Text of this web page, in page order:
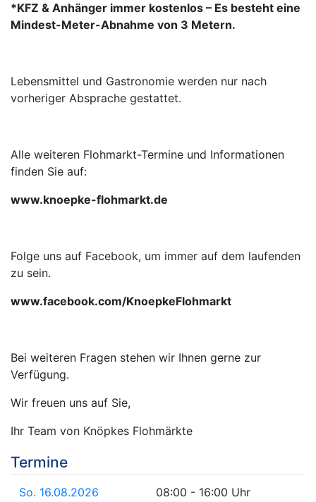
*KFZ & Anhänger immer kostenlos – Es besteht eine
Mindest-Meter-Abnahme von 3 Metern.
Lebensmittel und Gastronomie werden nur nach
vorheriger Absprache gestattet.
Alle weiteren Flohmarkt-Termine und Informationen
finden Sie auf:
www.knoepke-flohmarkt.de
Folge uns auf Facebook, um immer auf dem laufenden
zu sein.
www.facebook.com/KnoepkeFlohmarkt
Bei weiteren Fragen stehen wir Ihnen gerne zur
Verfügung.
Wir freuen uns auf Sie,
Ihr Team von Knöpkes Flohmärkte
Termine
So. 16.08.2026 08:00 - 16:00 Uhr